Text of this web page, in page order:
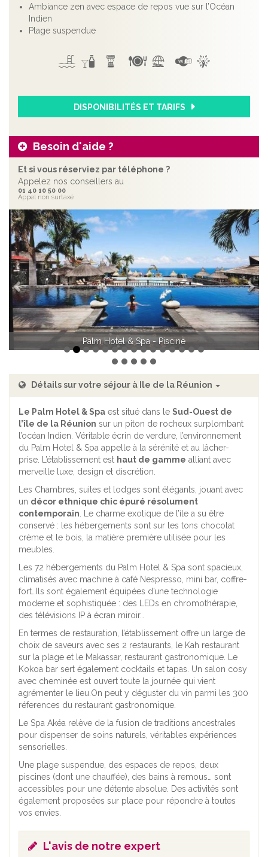
Ambiance zen avec espace de repos vue sur l’Océan
Indien
Plage suspendue
DISPONIBILITÉS ET TARIFS
Besoin d'aide ?
Et si vous réserviez par téléphone ?
Appelez nos conseillers au
01 40 10 50 00
Appel non surtaxé
Palm Hotel & Spa - Chambre Supérieure
Précédent
Détails sur votre séjour à Ile de la Réunion
Le Palm Hotel & Spa est situé dans le Sud-Ouest de
l’île de la Réunion sur un piton de rocheux surplombant
l’océan Indien. Véritable écrin de verdure, l’environnement
du Palm Hotel & Spa appelle à la sérénité et au lâcher-
prise. L’établissement est haut de gamme alliant avec
merveille luxe, design et discrétion.
Les Chambres, suites et lodges sont élégants, jouant avec
un décor ethnique chic épuré résolument
contemporain. Le charme exotique de l’ile a su être
conservé : les hébergements sont sur les tons chocolat
crème et le bois, la matière première utilisée pour les
meubles.
Les 72 hébergements du Palm Hotel & Spa sont spacieux,
climatisés avec machine à café Nespresso, mini bar, coffre-
fort…Ils sont également équipées d’une technologie
moderne et sophistiquée : des LEDs en chromothérapie,
des télévisions IP à écran miroir…
En termes de restauration, l’établissement offre un large de
choix de saveurs avec ses 2 restaurants, le Kah restaurant
sur la plage et le Makassar, restaurant gastronomique. Le
Kokoa bar sert également cocktails et tapas. Un salon cosy
avec cheminée est ouvert toute la journée qui vient
agrémenter le lieu.On peut y déguster du vin parmi les 300
réferences du restaurant gastronomique.
Le Spa Akéa relève de la fusion de traditions ancestrales
pour dispenser de soins naturels, véritables expériences
sensorielles.
Une plage suspendue, des espaces de repos, deux
piscines (dont une chauffée), des bains à remous… sont
accessibles pour une détente absolue. Des activités sont
également proposées sur place pour répondre à toutes
vos envies.
L'avis de notre expert